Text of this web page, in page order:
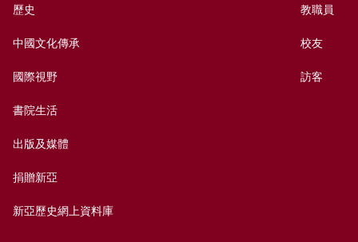
歷史
中國文化傳承
國際視野
書院生活
出版及媒體
捐贈新亞
新亞歷史網上資料庫
教職員
校友
訪客